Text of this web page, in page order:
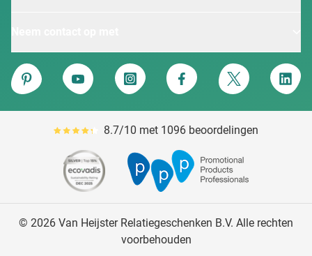
Van Heijster
Pinterest
YouTube Instagram Facebook Twitter
Gemiddeld reviewpercentage is 87
8.7/10 met 1096 beoordelingen
© 2026 Van Heijster Relatiegeschenken B.V. Alle rechten
voorbehouden